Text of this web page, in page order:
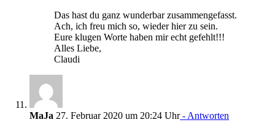
Das hast du ganz wunderbar zusammengefasst.
Ach, ich freu mich so, wieder hier zu sein.
Eure klugen Worte haben mir echt gefehlt!!!
Alles Liebe,
Claudi
MaJa 27. Februar 2020 um 20:24 Uhr- Antworten